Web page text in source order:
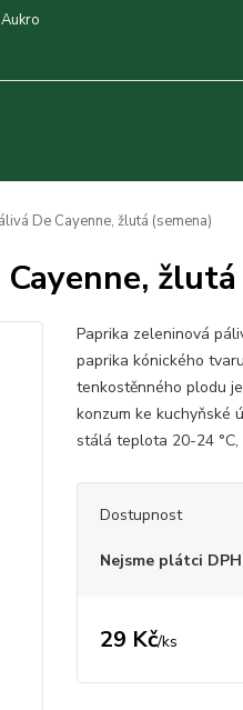
De Cayenne, žlutá (semena)
Paprika zeleninová
paprika kónického
tenkostěnného plodu
konzum ke kuchyňské
stálá teplota 20-24 °C,
Dostupnost
Nejsme plátci DPH
29 Kč/ks